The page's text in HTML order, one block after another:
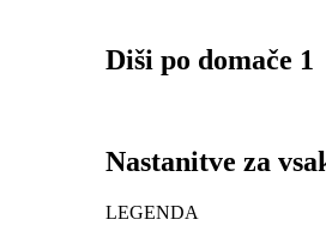
Diši po domače 1
Nastanitve za
LEGENDA